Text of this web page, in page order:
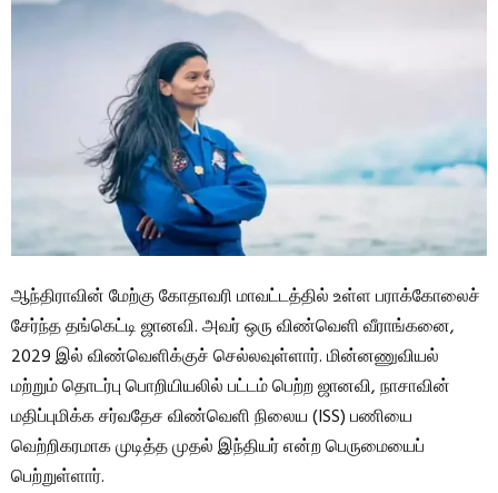
ஆந்திராவின் மேற்கு கோதாவரி மாவட்டத்தில் உள்ள பராக்கோலைச்
சேர்ந்த தங்கெட்டி ஜானவி. அவர் ஒரு விண்வெளி வீராங்கனை,
2029 இல் விண்வெளிக்குச் செல்லவுள்ளார். மின்னணுவியல்
மற்றும் தொடர்பு பொறியியலில் பட்டம் பெற்ற ஜானவி, நாசாவின்
மதிப்புமிக்க சர்வதேச விண்வெளி நிலைய (ISS) பணியை
வெற்றிகரமாக முடித்த முதல் இந்தியர் என்ற பெருமையைப்
பெற்றுள்ளார்.